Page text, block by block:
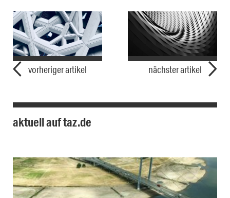
vorheriger artikel nächster artikel
aktuell auf taz.de